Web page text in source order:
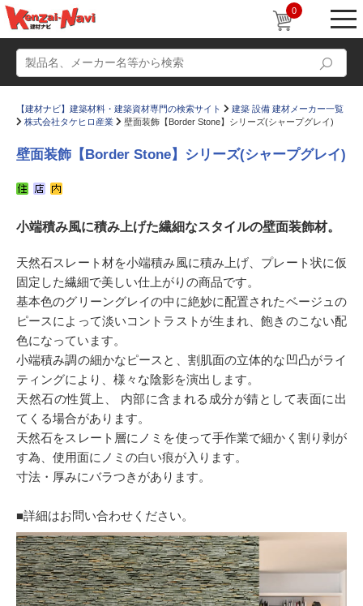
0
かたなび コラム
すまいリング 設計士インタビュー
Q＆A 販売・施工代理店募集
お気に入り
【建材ナビ】建築材料・建築資材専門の検索サイト
建築 設備 建材メーカー一覧
株式会社タケヒロ産業
壁面装飾【Border Stone】シリーズ(シャープグレイ)
壁面装飾【Border Stone】シリーズ(シャープグレイ)
小端積み風に積み上げた繊細なスタイルの壁面装飾材。
天然石スレート材を小端積み風に積み上げ、プレート状に仮
固定した繊細で美しい仕上がりの商品です。
基本色のグリーングレイの中に絶妙に配置されたベージュの
ピースによって淡いコントラストが生まれ、飽きのこない配
色になっています。
小端積み調の細かなピースと、割肌面の立体的な凹凸がライ
ティングにより、様々な陰影を演出します。
天然石の性質上、 内部に含まれる成分が錆として表面に出
てくる場合があります。
天然石をスレート層にノミを使って手作業で細かく割り剥が
す為、使用面にノミの白い痕が入ります。
寸法・厚みにバラつきがあります。
■詳細はお問い合わせください。